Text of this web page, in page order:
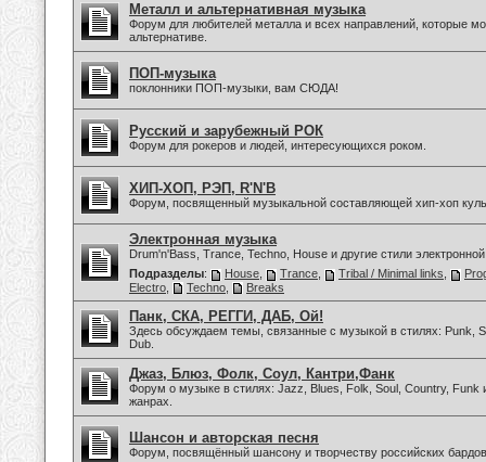
Металл и альтернативная музыка
Форум для любителей металла и всех направлений, которые
альтернативе.
ПОП-музыка
поклонники ПОП-музыки, вам СЮДА!
Русский и зарубежный РОК
Форум для рокеров и людей, интересующихся роком.
ХИП-ХОП, РЭП, R'N'B
Форум, посвященный музыкальной составляющей хип-хоп
Электронная музыка
Drum'n'Bass, Trance, Techno, House и другие стили
Подразделы: House Trance Tribal / Minimal links
Electro
Techno Breaks
Панк, СКА, РЕГГИ, ДАБ, Ой!
Здесь обсуждаем темы, связанные с музыкой в стилях: Punk,
Dub.
Джаз, Блюз, Фолк, Соул, Кантри,Фанк
Форум о музыке в стилях: Jazz, Blues, Folk, Soul, Country, Funk
жанрах.
Шансон и авторская песня
Форум, посвящённый шансону и творчеству российских